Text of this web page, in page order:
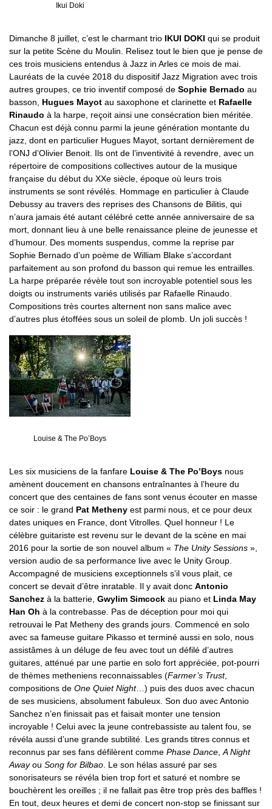
Ikui Doki
Dimanche 8 juillet, c’est le charmant trio IKUI DOKI qui se produit
sur la petite Scène du Moulin. Relisez tout le bien que je pense de
ces trois musiciens entendus à Jazz in Arles ce mois de mai.
Lauréats de la cuvée 2018 du dispositif Jazz Migration avec trois
autres groupes, ce trio inventif composé de Sophie Bernado au
basson, Hugues Mayot au saxophone et clarinette et Rafaelle
Rinaudo à la harpe, reçoit ainsi une consécration bien méritée.
Chacun est déjà connu parmi la jeune génération montante du
jazz, dont en particulier Hugues Mayot, sortant dernièrement de
l’ONJ d’Olivier Benoit. Ils ont de l’inventivité à revendre, avec un
répertoire de compositions collectives autour de la musique
française du début du XXe siècle, époque où leurs trois
instruments se sont révélés. Hommage en particulier à Claude
Debussy au travers des reprises des Chansons de Bilitis, qui
n’aura jamais été autant célébré cette année anniversaire de sa
mort, donnant lieu à une belle renaissance pleine de jeunesse et
d’humour. Des moments suspendus, comme la reprise par
Sophie Bernado d’un poème de William Blake s’accordant
parfaitement au son profond du basson qui remue les entrailles.
La harpe préparée révèle tout son incroyable potentiel sous les
doigts ou instruments variés utilisés par Rafaelle Rinaudo.
Compositions très courtes alternent non sans malice avec
d’autres plus étoffées sous un soleil de plomb. Un joli succès !
Louise & The Po’Boys
Les six musiciens de la fanfare Louise & The Po’Boys nous
amènent doucement en chansons entraînantes à l’heure du
concert que des centaines de fans sont venus écouter en masse
ce soir : le grand Pat Metheny est parmi nous, et ce pour deux
dates uniques en France, dont Vitrolles. Quel honneur ! Le
célèbre guitariste est revenu sur le devant de la scène en mai
2016 pour la sortie de son nouvel album « The Unity Sessions »,
version audio de sa performance live avec le Unity Group.
Accompagné de musiciens exceptionnels s’il vous plait, ce
concert se devait d’être inratable. Il y avait donc Antonio
Sanchez à la batterie, Gwylim Simcock au piano et Linda May
Han Oh à la contrebasse. Pas de déception pour moi qui
retrouvai le Pat Metheny des grands jours. Commencé en solo
avec sa fameuse guitare Pikasso et terminé aussi en solo, nous
assistâmes à un déluge de feu avec tout un défilé d’autres
guitares, atténué par une partie en solo fort appréciée, pot-pourri
de thèmes metheniens reconnaissables (Farmer’s Trust,
compositions de One Quiet Night…) puis des duos avec chacun
de ses musiciens, absolument fabuleux. Son duo avec Antonio
Sanchez n’en finissait pas et faisait monter une tension
incroyable ! Celui avec la jeune contrebassiste au talent fou, se
révéla aussi d’une grande subtilité. Les grands titres connus et
reconnus par ses fans défilèrent comme Phase Dance A Night
Awayou Song for Bilbao . Le son hélas assuré par ses
sonorisateurs se révéla bien trop fort et saturé et nombre se
bouchèrent les oreilles ; il ne fallait pas être trop près des baffles !
En tout, deux heures et demi de concert non-stop se finissant sur